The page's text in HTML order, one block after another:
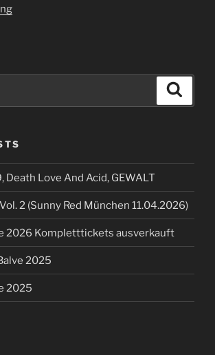
“Summerbreeze
Death Love And Acid, GEWALT
2 (Sunny Red München 11.04.2026)
2026 Kompletttickets ausverkauft
2025
2025